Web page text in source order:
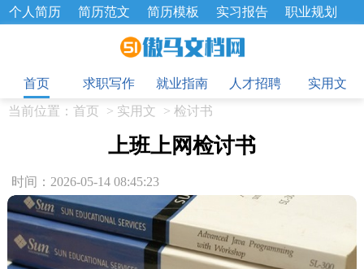
个人简历 简历范文 简历模板 实习报告
职业规划
招聘选拔 绩效考核 企业文化
工作总结
辞职报告
首页
求职写作 就业指南 人才招聘
实用文
当前位置： 首页 > 实用文 > 检讨书
上班上网检讨书
时间：2026-05-14 08:45:23